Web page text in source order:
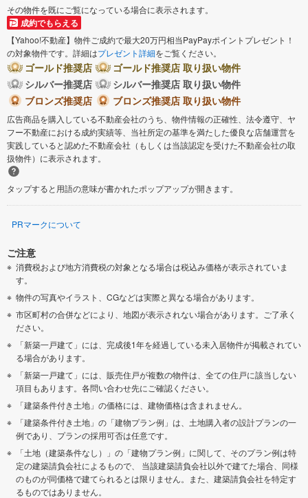
その物件を既にご覧になっている場合に表示されます。
成約でもらえる
【Yahoo!不動産】物件ご成約で最大20万円相当PayPayポイントプレゼント！
の対象物件です。詳細はプレゼント詳細をご覧ください。
ゴールド推奨店
ゴールド推奨店 取り扱い物件
シルバー推奨店
シルバー推奨店 取り扱い物件
ブロンズ推奨店
ブロンズ推奨店 取り扱い物件
広告商品を購入している不動産会社のうち、物件情報の正確性、法令遵守、ヤ
フー不動産における成約実績等、当社所定の基準を満たした優良な店舗運営を
実践していると認めた不動産会社（もしくは当該認定を受けた不動産会社の取
扱物件）に表示されます。
タップすると用語の意味が書かれたポップアップが開きます。
PRマークについて
ご注意
消費税および地方消費税の対象となる場合は税込み価格が表示されていま
す。
物件の写真やイラスト、CGなどは実際と異なる場合があります。
市区町村の合併などにより、地図が表示されない場合があります。ご了承く
ださい。
「新築一戸建て」には、完成後1年を経過している未入居物件が掲載されてい
る場合があります。
「新築一戸建て」には、販売住戸が複数の物件は、全ての住戸に該当しない
項目もあります。各問い合わせ先にご確認ください。
「建築条件付き土地」の価格には、建物価格は含まれません。
「建築条件付き土地」の「建物プラン例」は、土地購入者の設計プランの一
例であり、プランの採用可否は任意です。
「土地（建築条件なし）」の「建物プラン例」に関して、そのプラン例は特
定の建築請負会社によるもので、 当該建築請負会社以外で建てた場合、同様
のものが同価格で建てられるとは限りません。また、建築請負会社を特定す
るものではありません。